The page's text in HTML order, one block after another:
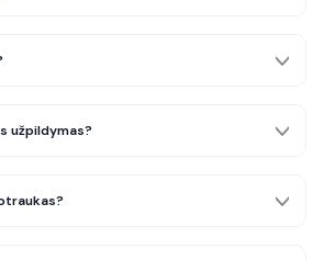
užpildymas?